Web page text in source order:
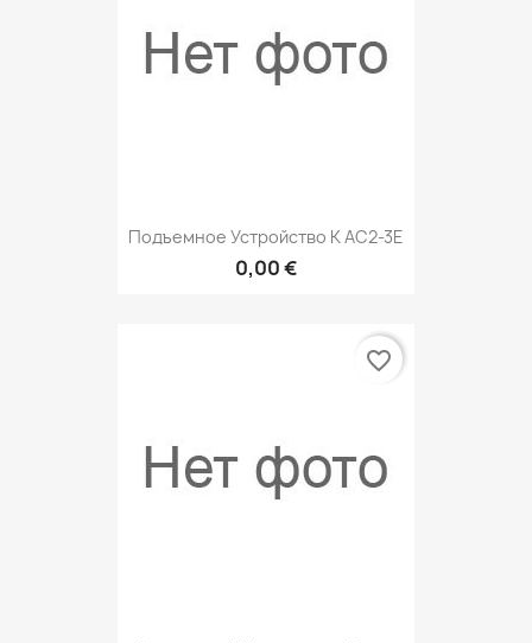
Подъемное Устройство К АС2-3Е
0,00 €
favorite_border